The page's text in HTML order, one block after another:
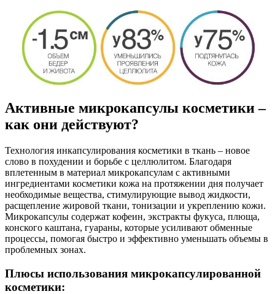
Активные микрокапсулы косметики –
как они действуют?
Технология инкапсулирования косметики в ткань – новое
слово в похудении и борьбе с целлюлитом. Благодаря
вплетенным в материал микрокапсулам с активными
ингредиентами косметики кожа на протяжении дня получает
необходимые вещества, стимулирующие вывод жидкости,
расщепление жировой ткани, тонизации и укреплению кожи.
Микрокапсулы содержат кофеин, экстракты фукуса, плюща,
конского каштана, гуараны, которые усиливают обменные
процессы, помогая быстро и эффективно уменьшать объемы в
проблемных зонах.
Плюсы использования микрокапсулированной
косметики: